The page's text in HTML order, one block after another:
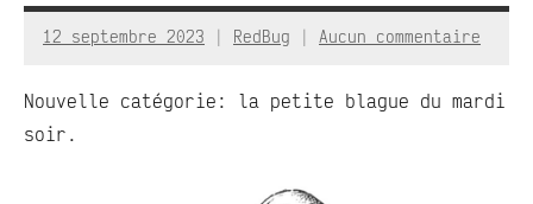
12 septembre 2023 RedBug Aucun commentaire
Nouvelle catégorie: la petite blague du mardi
soir.